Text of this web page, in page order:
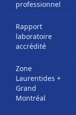
professionnel
Rapport
laboratoire
accrédité
Zone
Laurentides +
Grand
Montréal